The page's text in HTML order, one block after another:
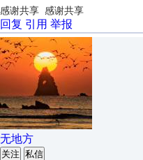
感谢共享 感谢共享
回复 引用 举报
无地方
关注 私信